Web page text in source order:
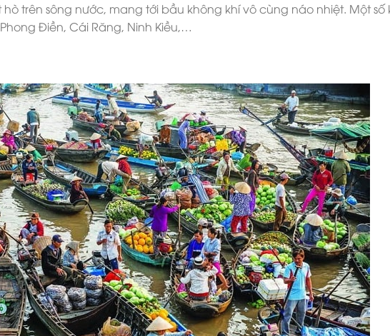
trên sông nước, mang tới bầu không khí vô cùng náo nhiệt. Một số
Điền, Cái Răng, Ninh Kiều,…